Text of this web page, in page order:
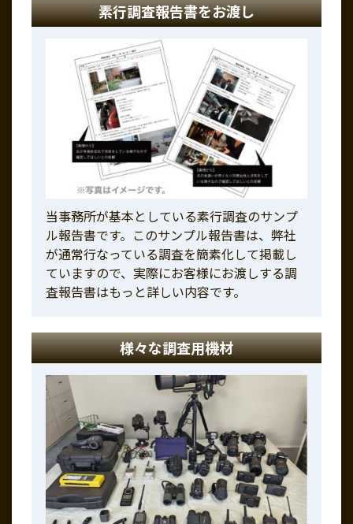
素行調査報告書をお渡し
当事務所が基本としている素行調査のサンプ
ル報告書です。このサンプル報告書は、弊社
が通常行なっている調査を簡素化して掲載し
ていますので、実際にお客様にお渡しする調
査報告書はもっと詳しい内容です。
様々な調査用機材